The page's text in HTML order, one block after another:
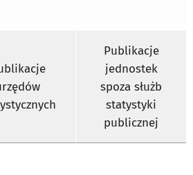
Publikacje
jednostek
spoza służb
statystyki
publicznej